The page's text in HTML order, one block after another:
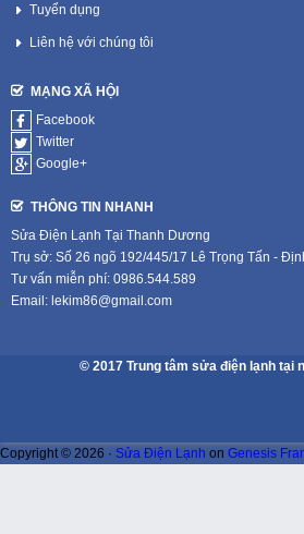
Tuyển dụng
Liên hệ với chúng tôi
MẠNG XÃ HỘI
Facebook
Twitter
Google+
THÔNG TIN NHANH
Sửa Điện Lạnh Tại Thanh Dương
Trụ sở: Số 26 ngõ 192/445/17 Lê Trọng Tấn -
Tư vấn miễn phí: 0986.544.589
Email: lekim86@gmail.com
© 2017 Trung tâm sửa điện lạnh tại
Copyright © 2026 · Sửa Điện Lạnh on Genesis